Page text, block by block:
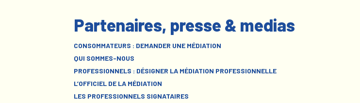
Partenaires, presse & medias
CONSOMMATEURS : DEMANDER UNE MÉDIATION
QUI SOMMES-NOUS
PROFESSIONNELS : DÉSIGNER LA MÉDIATION PROFESSIONNELLE
L’OFFICIEL DE LA MÉDIATION
LES PROFESSIONNELS SIGNATAIRES